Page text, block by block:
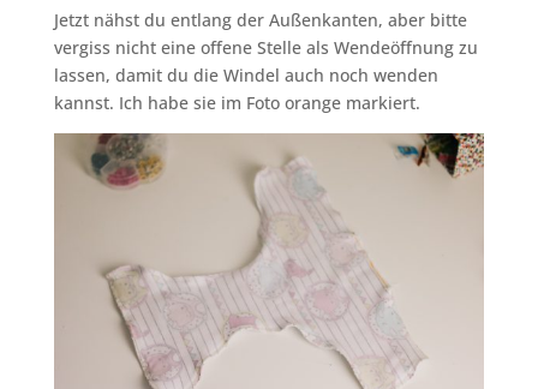
Jetzt nähst du entlang der Außenkanten, aber bitte
vergiss nicht eine offene Stelle als Wendeöffnung zu
lassen, damit du die Windel auch noch wenden
kannst. Ich habe sie im Foto orange markiert.